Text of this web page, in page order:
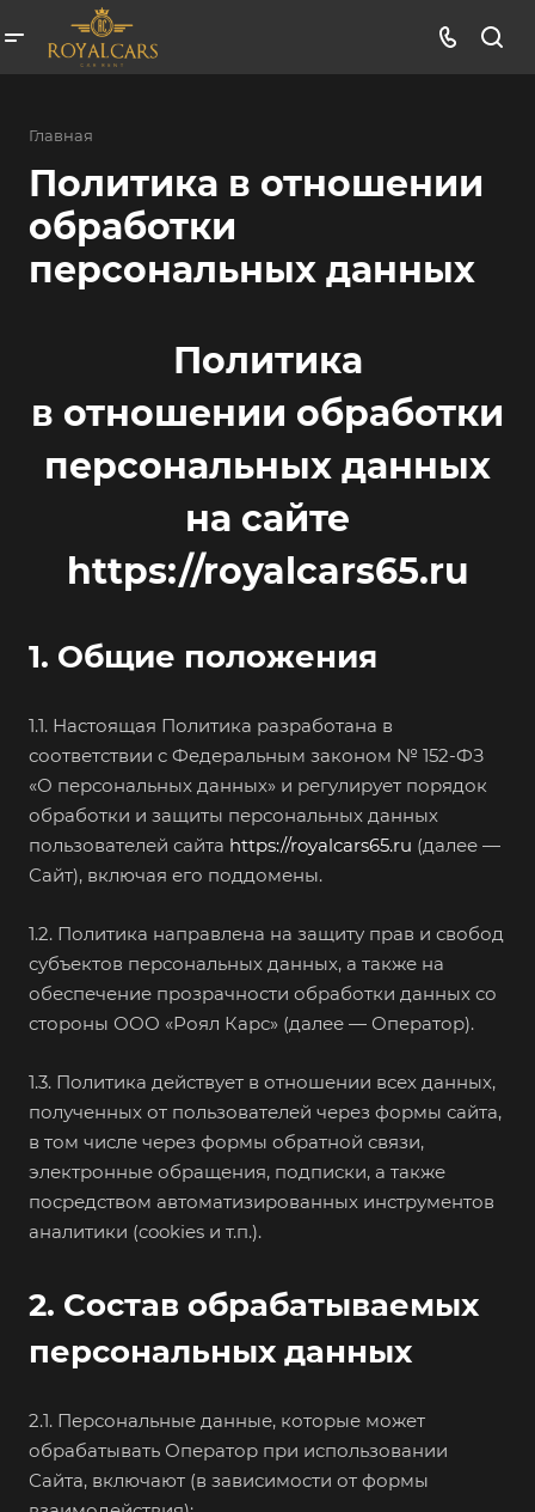
Главная
Политика в отношении
обработки
персональных данных
Политика
в отношении обработки
персональных данных
на сайте
https://royalcars65.ru
1. Общие положения
1.1. Настоящая Политика разработана в
соответствии с Федеральным законом № 152-ФЗ
«О персональных данных» и регулирует порядок
обработки и защиты персональных данных
пользователей сайта https://royalcars65.ru (далее —
Сайт), включая его поддомены.
1.2. Политика направлена на защиту прав и свобод
субъектов персональных данных, а также на
обеспечение прозрачности обработки данных со
стороны ООО «Роял Карс» (далее — Оператор).
1.3. Политика действует в отношении всех данных,
полученных от пользователей через формы сайта,
в том числе через формы обратной связи,
электронные обращения, подписки, а также
посредством автоматизированных инструментов
аналитики (cookies и т.п.).
2. Состав обрабатываемых
персональных данных
2.1. Персональные данные, которые может
обрабатывать Оператор при использовании
Сайта, включают (в зависимости от формы